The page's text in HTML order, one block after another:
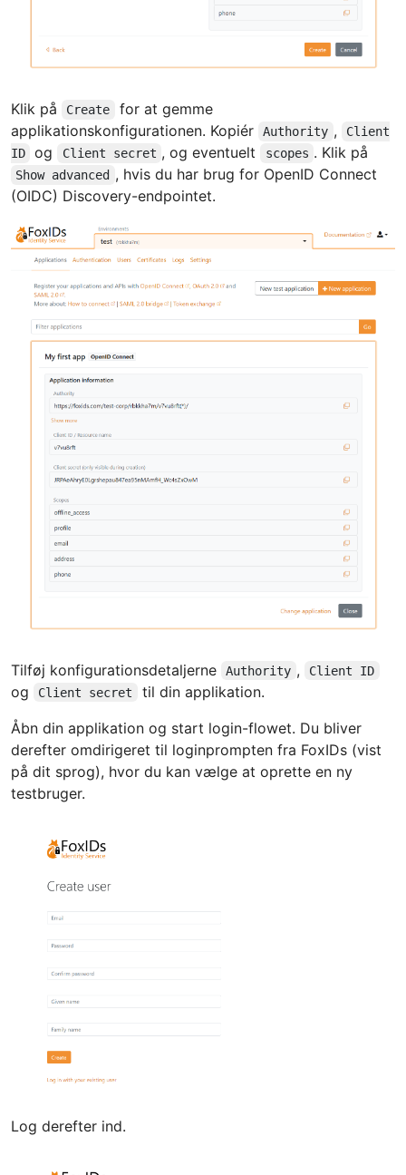
Klik på Create
for at gemme
applikationskonfigurationen. Kopiér
Authority ,
Client
ID
og Client secret , og eventuelt scopes . Klik på
Show advanced , hvis du har brug for OpenID Connect
(OIDC) Discovery-endpointet.
Tilføj konfigurationsdetaljerne Authority , Client ID
og Client secret
til din applikation.
Åbn din applikation og start login-flowet. Du bliver
derefter omdirigeret til loginprompten fra FoxIDs (vist
på dit sprog), hvor du kan vælge at oprette en ny
testbruger.
Log derefter ind.